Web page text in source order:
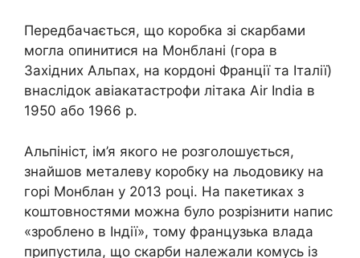
Передбачається, що коробка зі скарбами
могла опинитися на Монблані (гора в
Західних Альпах, на кордоні Франції та Італії)
внаслідок авіакатастрофи літака Air India в
1950 або 1966 р.
Альпініст, ім’я якого не розголошується,
знайшов металеву коробку на льодовику на
горі Монблан у 2013 році. На пакетиках з
коштовностями можна було розрізнити напис
«зроблено в Індії», тому французька влада
припустила, що скарби належали комусь із